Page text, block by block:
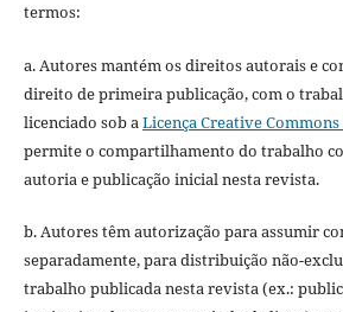
termos:
a. Autores mantém os direitos autorais e
direito de primeira publicação, com o
licenciado sob a Licença Creative
permite o compartilhamento do trabalho
autoria e publicação inicial nesta revista.
b. Autores têm autorização para assumir
separadamente, para distribuição não-
trabalho publicada nesta revista (ex.: